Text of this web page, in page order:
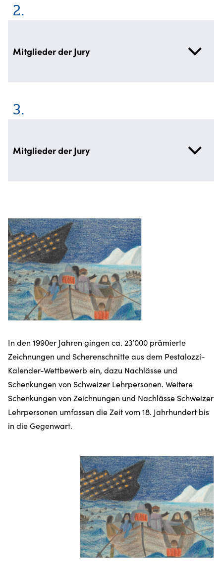
Mitglieder der Jury
Mitglieder der Jury
In den 1990er Jahren gingen ca. 23’000 prämierte
Zeichnungen und Scherenschnitte aus dem Pestalozzi-
Kalender-Wettbewerb ein, dazu Nachlässe und
Schenkungen von Schweizer Lehrpersonen. Weitere
Schenkungen von Zeichnungen und Nachlässe Schweizer
Lehrpersonen umfassen die Zeit vom 18. Jahrhundert bis
in die Gegenwart.